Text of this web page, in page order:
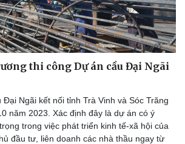
thi công Dự án cầu Đại Ngãi
Đại Ngãi kết nối tỉnh Trà Vinh và Sóc Trăng
năm 2023. Xác định đây là dự án có ý
trong việc phát triển kinh tế-xã hội của
đầu tư, liên doanh các nhà thầu ngay từ